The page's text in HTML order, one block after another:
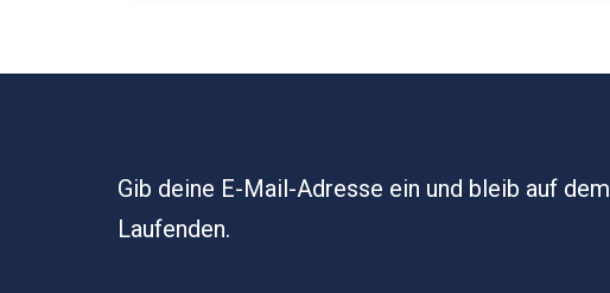
Gib deine E-Mail-Adresse ein und bleib auf dem
Laufenden.